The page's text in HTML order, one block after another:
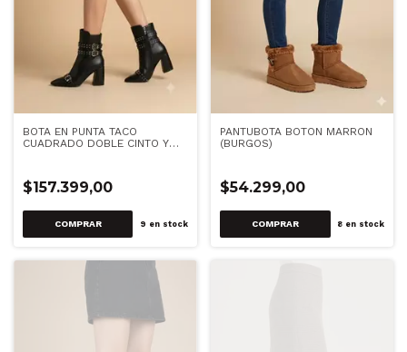
BOTA EN PUNTA TACO
CUADRADO DOBLE CINTO Y
$157.399,00
COMPRAR 9 en stock
PANTUBOTA BOTON MARRON
(BURGOS)
$54.299,00
COMPRAR 8 en stock